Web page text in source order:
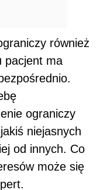
również
pacjent ma
ograniczy
niejasnych
od innych. Co
może się